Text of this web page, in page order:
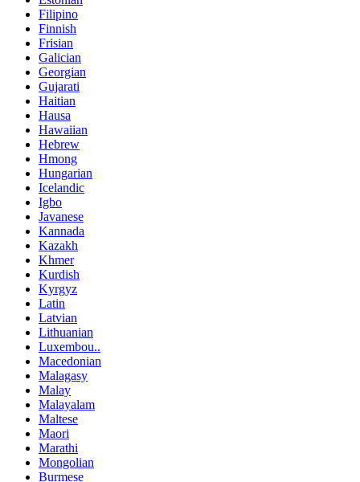
Filipino
Finnish
Frisian
Galician
Georgian
Gujarati
Haitian
Hausa
Hawaiian
Hebrew
Hmong
Hungarian
Icelandic
Igbo
Javanese
Kannada
Kazakh
Khmer
Kurdish
Kyrgyz
Latin
Latvian
Lithuanian
Luxembou..
Macedonian
Malagasy
Malay
Malayalam
Maltese
Maori
Marathi
Mongolian
Burmese